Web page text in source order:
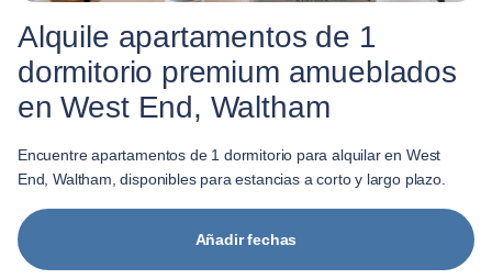
Alquile apartamentos de 1
dormitorio premium amueblados
en West End, Waltham
Encuentre apartamentos de 1 dormitorio para alquilar en West
End, Waltham, disponibles para estancias a corto y largo plazo.
Añadir fechas